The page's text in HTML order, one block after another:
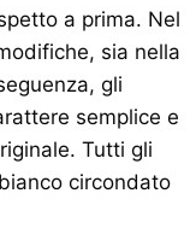
a prima. Nel
sia nella
gli
semplice e
Tutti gli
circondato